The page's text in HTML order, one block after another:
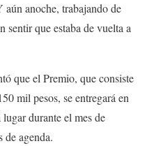
aún anoche, trabajando de
sentir que estaba de vuelta a
que el Premio, que consiste
mil pesos, se entregará en
durante el mes de
de agenda.